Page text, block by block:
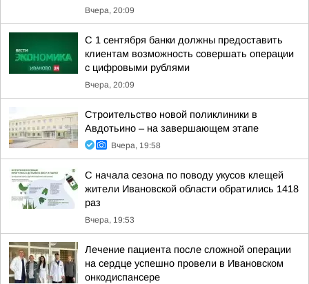
Вчера, 20:09
С 1 сентября банки должны предоставить
клиентам возможность совершать операции
с цифровыми рублями
Вчера, 20:09
Строительство новой поликлиники в
Авдотьино – на завершающем этапе
Вчера, 19:58
С начала сезона по поводу укусов клещей
жители Ивановской области обратились 1418
раз
Вчера, 19:53
Лечение пациента после сложной операции
на сердце успешно провели в Ивановском
онкодиспансере